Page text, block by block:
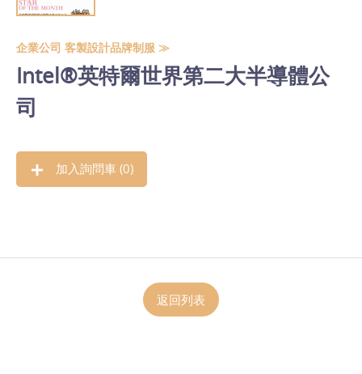
企業公司 客製設計品牌制服 ≫
Intel®英特爾世界第二大半導體公
司
加入詢問車 (0)
返回列表